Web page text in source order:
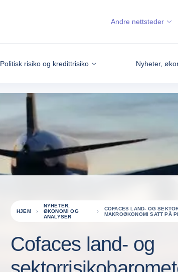
Politisk risiko og kredittrisiko Nyheter,
Andre nettsteder
HJEM
NYHETER,
ØKONOMI OG
ANALYSER
COFACES LAND- OG
MAKROØKONOMI SATT PÅ
Cofaces land- og